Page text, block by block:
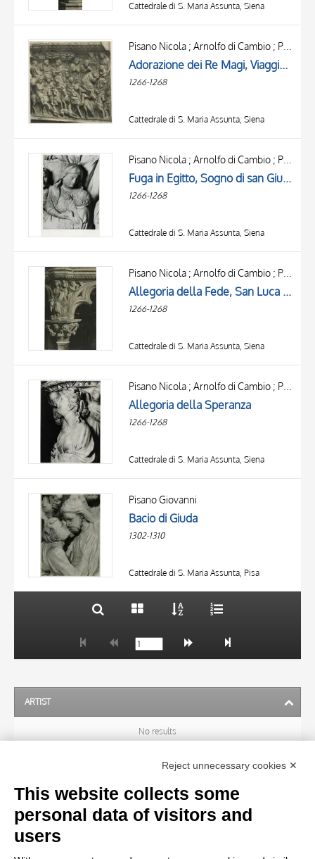
Cattedrale di S. Maria Assunta, Siena
Adorazione dei Re Magi, Viaggio dei Re Magi
1266-1268
Cattedrale di S. Maria Assunta, Siena
Fuga in Egitto, Sogno di san Giuseppe, Presentazione di Gesù al Tempio
1266-1268
Cattedrale di S. Maria Assunta, Siena
Allegoria della Fede, San Luca Evangelista
1266-1268
Cattedrale di S. Maria Assunta, Siena
Allegoria della Speranza
1266-1268
Cattedrale di S. Maria Assunta, Siena
Pisano Giovanni
Bacio di Giuda
1302-1310
Cattedrale di S. Maria Assunta, Pisa
TITLE
20 RESULTS
ARTIST
No results
OBJECT
Reject unnecessary cookies ✕
This website collects some
personal data of visitors and
users